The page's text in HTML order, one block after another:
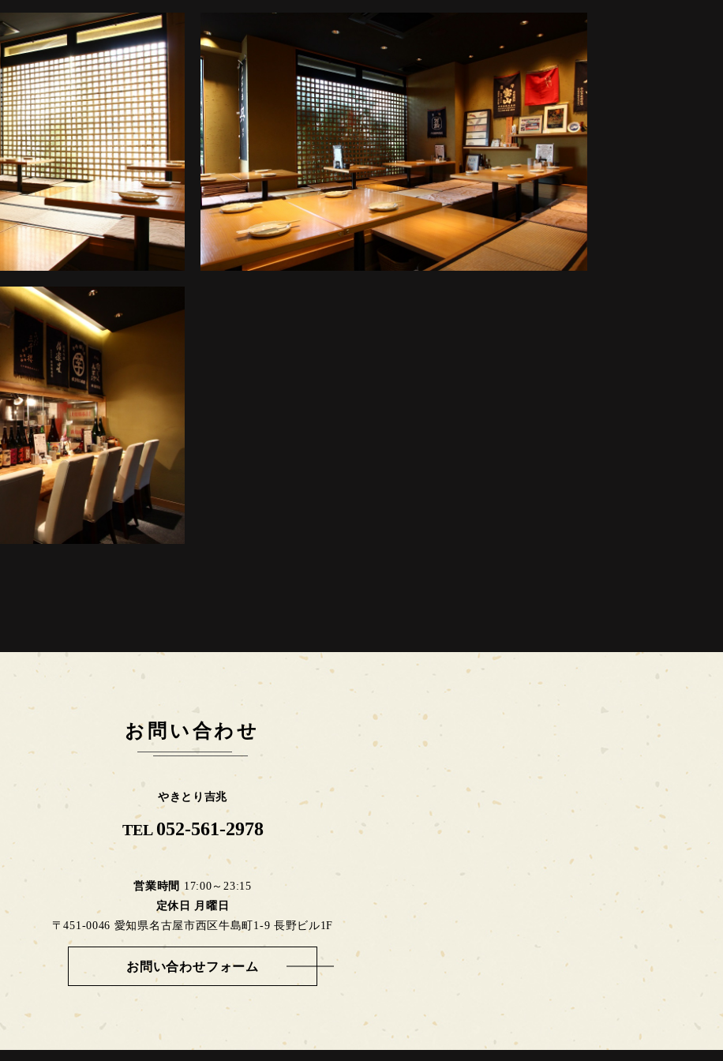
お問い合わせ
やきとり吉兆
TEL 052-561-2978
営業時間 17:00～23:15
定休日
月曜日
〒451-0046 愛知県名古屋市西区牛島町1-9 長野ビル1F
お問い合わせフォーム